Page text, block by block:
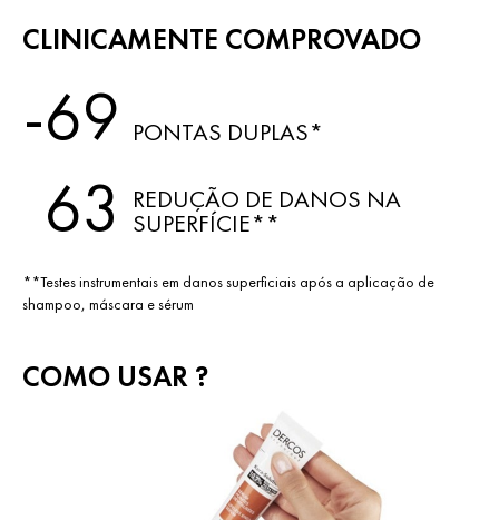
CLINICAMENTE COMPROVADO
-69 PONTAS DUPLAS*
63 REDUÇÃO DE DANOS NA
SUPERFÍCIE**
**Testes instrumentais em danos superficiais após a aplicação de
shampoo, máscara e sérum
COMO USAR ?